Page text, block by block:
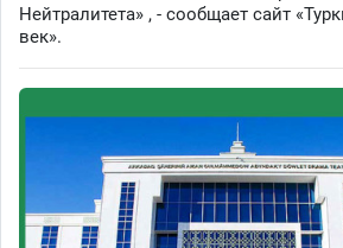
Нейтралитета» , - сообщает сайт
век».